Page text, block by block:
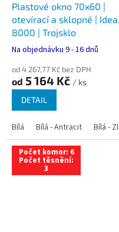
Plastové okno 70x60 |
otevírací a sklopné | Ideal
8000 | Trojsklo
Na objednávku 9 - 16 dnů
od 4 267,77 Kč bez DPH
od 5 164 Kč / ks
DETAIL
Bílá Bílá - Antracit Bílá -
Počet komor: 6
Počet těsnění:
3